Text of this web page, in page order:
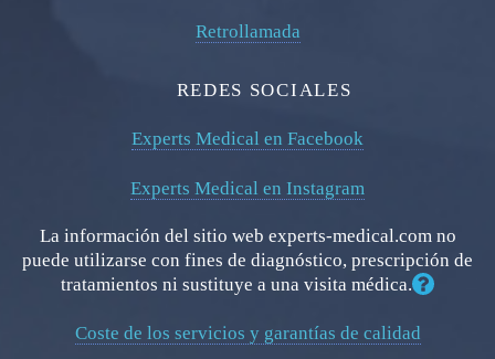
Retrollamada
REDES SOCIALES
Experts Medical en Facebook
Experts Medical en Instagram
La información del sitio web experts-medical.com no
puede utilizarse con fines de diagnóstico, prescripción de
tratamientos ni sustituye a una visita médica.
Coste de los servicios y garantías de calidad